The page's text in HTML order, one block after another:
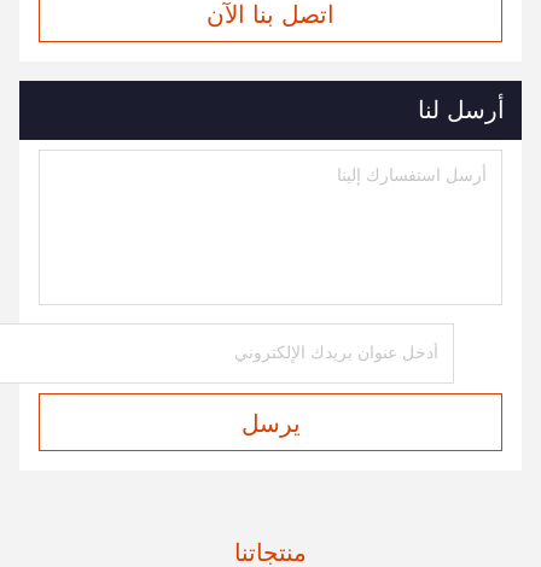
اتصل بنا الآن
أرسل لنا
يرسل
منتجاتنا